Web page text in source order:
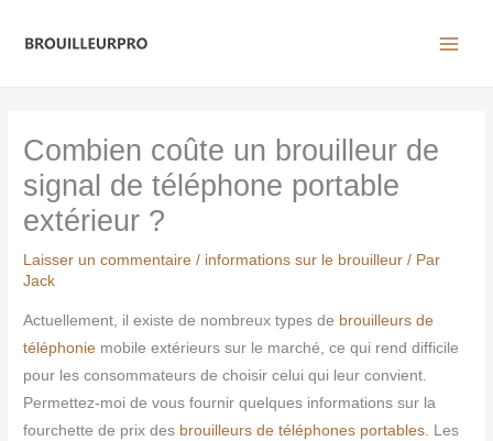
Combien coûte un brouilleur de
signal de téléphone portable
extérieur ?
Laisser un commentaire / informations sur le brouilleur / Par
Jack
Actuellement, il existe de nombreux types de brouilleurs de
téléphonie mobile extérieurs sur le marché, ce qui rend difficile
pour les consommateurs de choisir celui qui leur convient.
Permettez-moi de vous fournir quelques informations sur la
fourchette de prix des brouilleurs de téléphones portables . Les